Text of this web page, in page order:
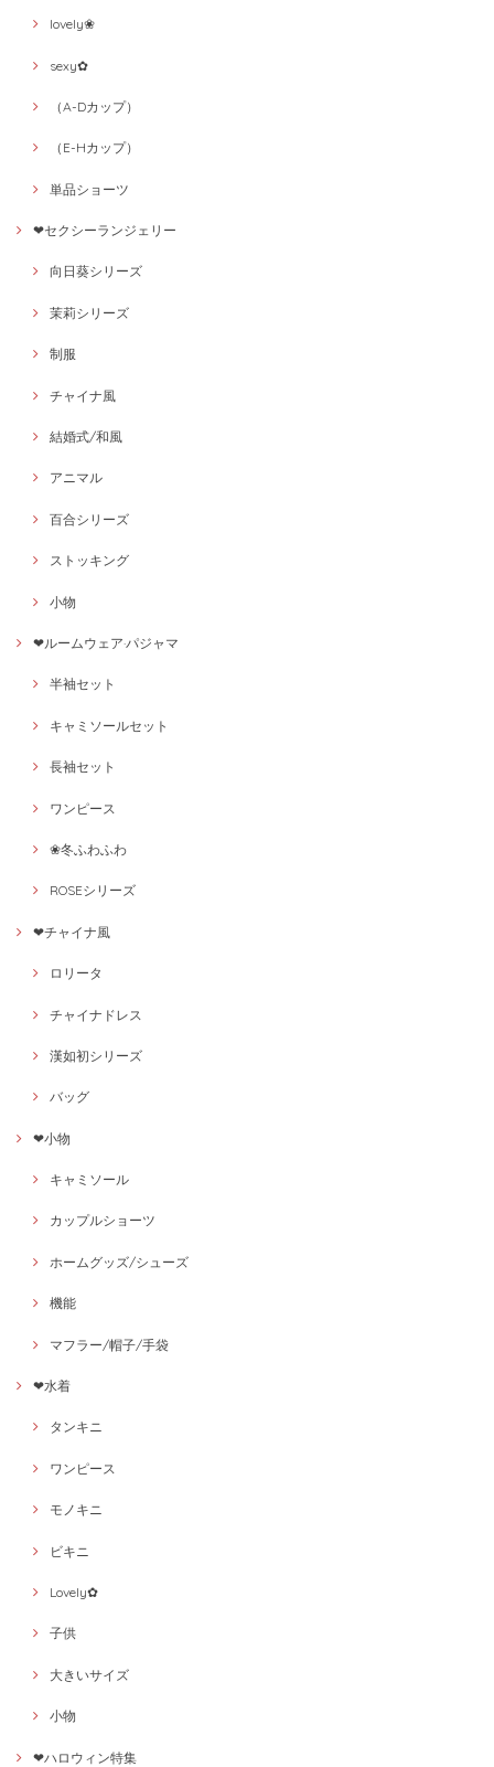
lovely❀
sexy✿
（A-Dカップ）
（E-Hカップ）
単品ショーツ
❤セクシーランジェリー
向日葵シリーズ
茉莉シリーズ
制服
チャイナ風
結婚式/和風
アニマル
百合シリーズ
ストッキング
小物
❤ルームウェア·パジャマ
半袖セット
キャミソールセット
長袖セット
ワンピース
❀冬ふわふわ
ROSEシリーズ
❤チャイナ風
ロリータ
チャイナドレス
漢如初シリーズ
バッグ
❤小物
キャミソール
カップルショーツ
ホームグッズ/シューズ
機能
マフラー/帽子/手袋
❤水着
タンキニ
ワンピース
モノキニ
ビキニ
Lovely✿
子供
大きいサイズ
小物
❤ハロウィン特集